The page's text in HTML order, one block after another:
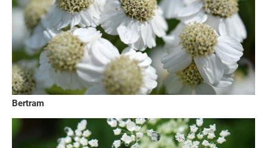
Bertram